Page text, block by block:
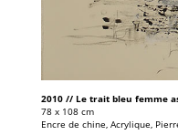
2010 // Le trait bleu femme
78 x 108 cm
Encre de chine, Acrylique,